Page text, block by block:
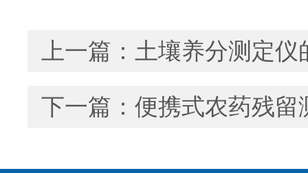
上一篇： 土壤养分测定仪
下一篇： 便携式农药残留